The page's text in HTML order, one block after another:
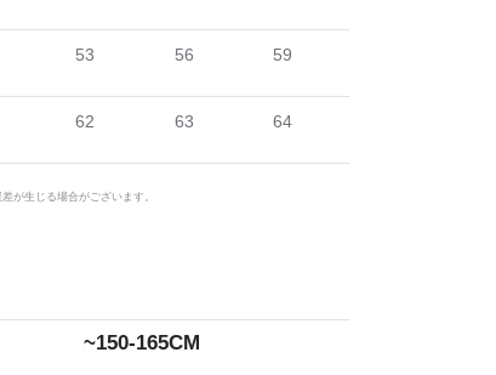
53 56 59
62 63 64
が生じる場合がございます。
~150-165CM